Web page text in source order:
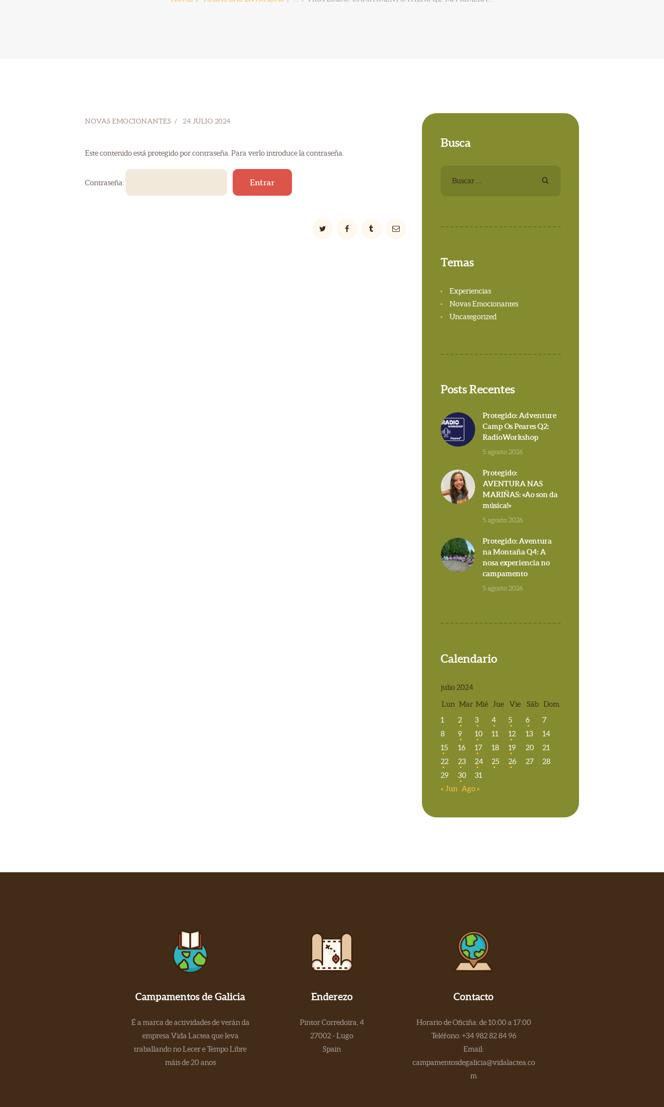
NOVAS EMOCIONANTES 24 JULIO 2024
Este contenido está protegido por contraseña. Para verlo introduce la contraseña.
Contraseña:
Busca
Temas
Experiencias
Novas Emocionantes
Uncategorized
Posts Recentes
Protegido: Adventure
Camp Os Peares Q2:
RadioWorkshop
5 agosto 2026
Protegido:
AVENTURA NAS
MARIÑAS: «Ao son da
música!»
5 agosto 2026
Protegido: Aventura
na Montaña Q4: A
nosa experiencia no
campamento
5 agosto 2026
Calendario
julio 2024
Lun Mar Mié Jue Vie Sáb
Dom
1
2 3 4 5 6
7
8
9 10 11 12 13
14
15
16 17 18 19 20
21
22
23 24 25 26 27
28
29
30
31
« Jun Ago »
Campamentos de Galicia
É a marca de actividades de verán da
empresa Vida Lactea que leva
traballando no Lecer e Tempo Libre
máis de 20 anos
Enderezo
Pintor Corredoira, 4
27002 - Lugo
Spain
Contacto
Horario de Oficiña: de 10:00 a 17:00
Teléfono: +34 982 82 84 96
Email:
campamentosdegalicia@vidalactea.co
m